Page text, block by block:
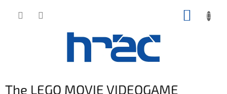
The LEGO MOVIE VIDEOGAME